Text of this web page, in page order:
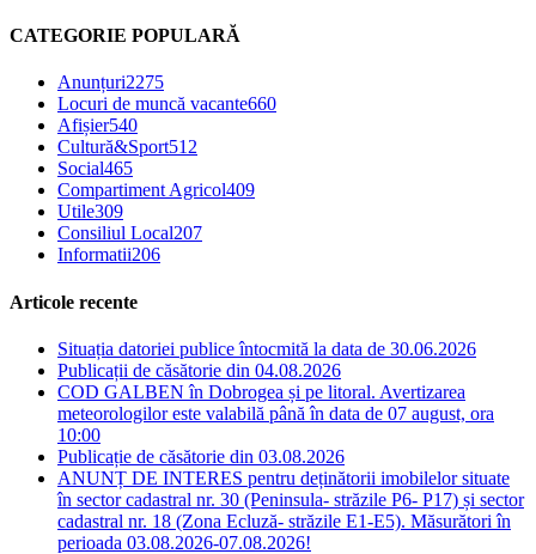
CATEGORIE POPULARĂ
Anunțuri2275
Locuri de muncă vacante660
Afișier540
Cultură&Sport512
Social465
Compartiment Agricol409
Utile309
Consiliul Local207
Informatii206
Articole recente
Situația datoriei publice întocmită la data de 30.06.2026
Publicații de căsătorie din 04.08.2026
COD GALBEN în Dobrogea și pe litoral. Avertizarea
meteorologilor este valabilă până în data de 07 august, ora
10:00
Publicație de căsătorie din 03.08.2026
ANUNȚ DE INTERES pentru deținătorii imobilelor situate
în sector cadastral nr. 30 (Peninsula- străzile P6- P17) și sector
cadastral nr. 18 (Zona Ecluză- străzile E1-E5). Măsurători în
perioada 03.08.2026-07.08.2026!